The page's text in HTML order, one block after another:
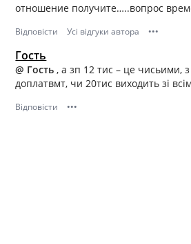
отношение получите…..вопрос
Відповісти Усі відгуки автора •••
Гость
@ Гость , а зп 12 тис – це чисьими,
доплатвмт, чи 20тис виходить зі
Відповісти •••